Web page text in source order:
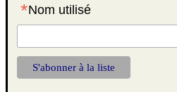
*Nom utilisé